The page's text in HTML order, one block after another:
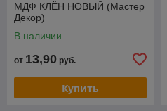
МДФ КЛЁН НОВЫЙ (Мастер
Декор)
В наличии
от 13,90 руб.
Купить